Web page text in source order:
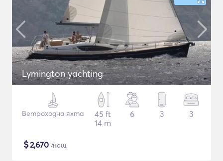
Lymington yachting
Ветроходна яхта
45 ft
14 m
6 3 3
$2,670 /нощ